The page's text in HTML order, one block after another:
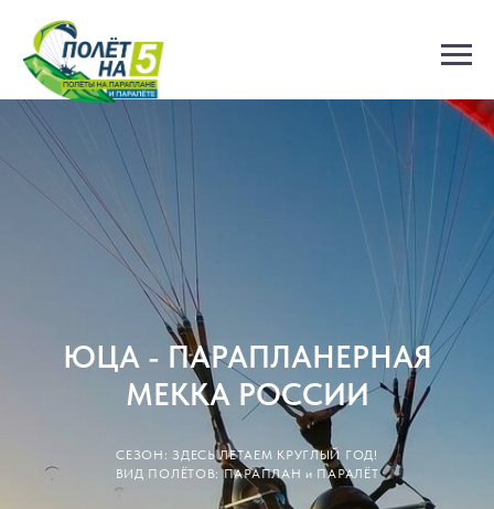
ЮЦА - ПАРАПЛАНЕРНАЯ
МЕККА РОССИИ
СЕЗОН: ЗДЕСЬ ЛЕТАЕМ КРУГЛЫЙ ГОД!
ВИД ПОЛЁТОВ: ПАРАПЛАН и ПАРАЛЁТ